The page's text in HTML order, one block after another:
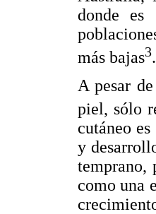
donde es
más bajas3.
A pesar
piel, sólo
cutáneo
y
temprano,
como una